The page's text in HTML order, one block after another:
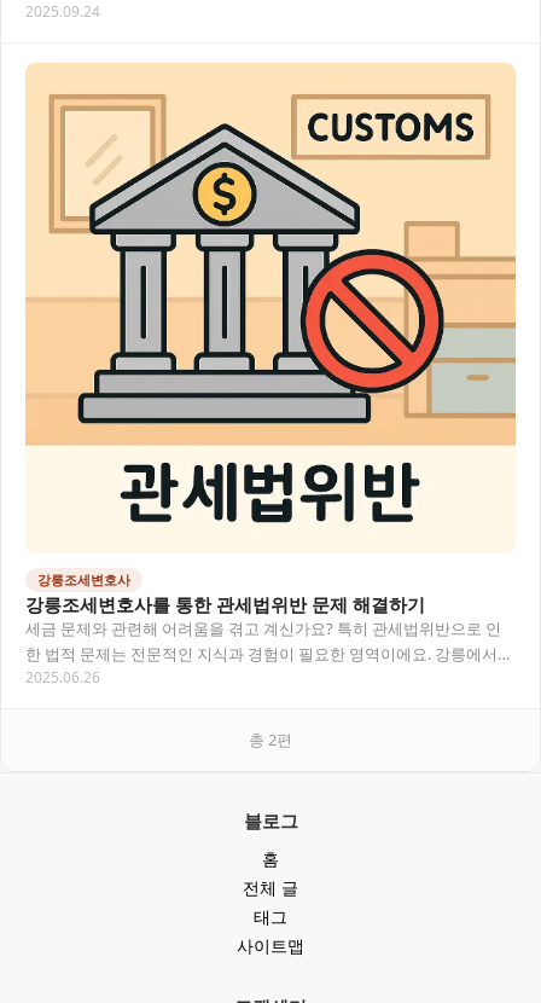
기업을 운영하는 과정에서 발생하는 복잡한 세…
2025.09.24
강릉조세변호사
강릉조세변호사를 통한 관세법위반 문제 해결하기
세금 문제와 관련해 어려움을 겪고 계신가요? 특히 관세법위반으로 인
한 법적 문제는 전문적인 지식과 경험이 필요한 영역이에요. 강릉에서
조세 문제, 특히 관세와 관련된 법적 이슈를…
2025.06.26
총 2편
블로그
홈
전체 글
태그
사이트맵